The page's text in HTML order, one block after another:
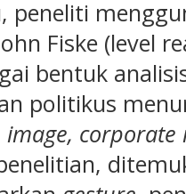
peneliti
Fiske (level
bentuk
politikus